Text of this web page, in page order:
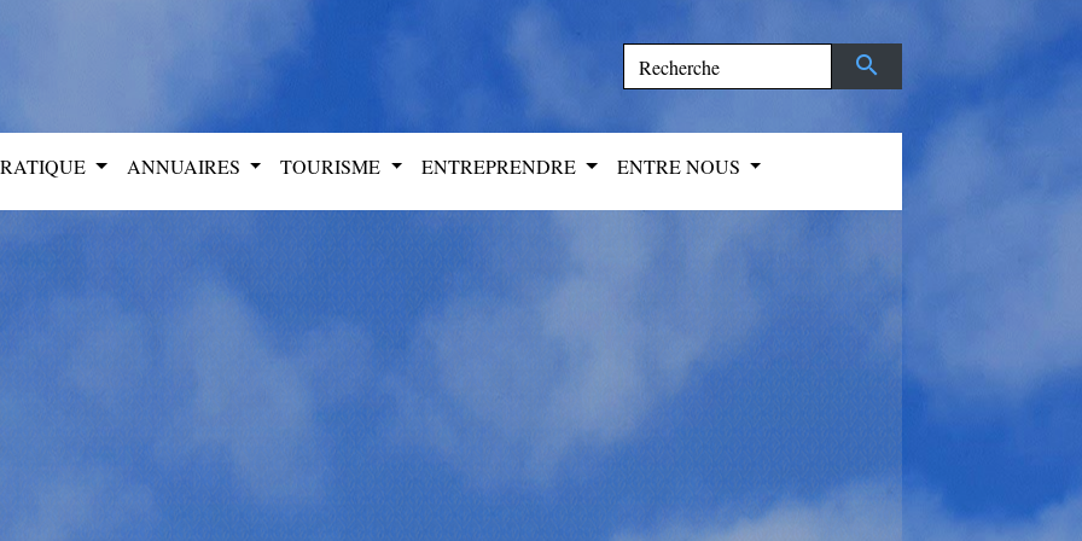
search
ANNUAIRES TOURISME ENTREPRENDRE ENTRE NOUS